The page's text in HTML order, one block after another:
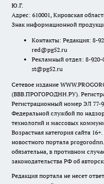
Ю.Г.
Адрес: 610001, Кировская
Знак информационной
Контакты: Редакция: 8-
red@pg52.ru
Рекламный отдел: 8-920-
st@pg52.ru
Сетевое издание
(ВВВ.ПРОГОРОДНН.РУ).
Регистрационный номер ЭЛ 77-
Федеральной службой по
технологий и массовых
Возрастная категория сайта
новостного портала
обязательна, в противном
законодательства РФ об
Редакция портала не несет